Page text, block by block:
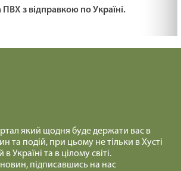
з відправкою по Україні.
який щодня буде держати вас в
та подій, при цьому не тільки в Хусті
в Україні та в цілому світі.
новин, підписавшись на нас